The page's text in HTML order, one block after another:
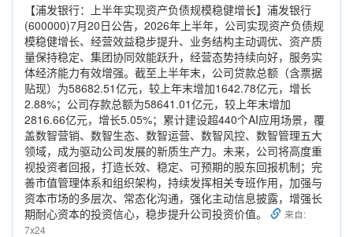
【浦发银行：上半年实现资产负债规模稳健增长】浦发银行
(600000)7月20日公告，2026年上半年，公司实现资产负债规
模稳健增长、经营效益稳步提升、业务结构主动调优、资产质
量保持稳定、集团协同效能跃升，经营态势持续向好，服务实
体经济能力有效增强。截至上半年末，公司贷款总额（含票据
贴现）为58682.51亿元，较上年末增加1642.78亿元，增长
2.88%；公司存款总额为58641.01亿元，较上年末增加
2816.66亿元，增长5.05%；累计建设超440个AI应用场景，覆
盖数智营销、数智生态、数智运营、数智风控、数智管理五大
领域，成为驱动公司发展的新质生产力。未来，公司将高度重
视投资者回报，打造长效、稳定、可预期的股东回报机制；完
善市值管理体系和组织架构，持续发挥相关专班作用，加强与
资本市场的多层次、常态化沟通，强化主动信息披露，增强长
期耐心资本的投资信心，稳步提升公司投资价值。
来自:
7x24